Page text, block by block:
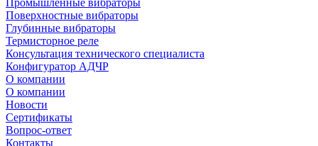
Промышленные вибраторы
Поверхностные вибраторы
Глубинные вибраторы
Термисторное реле
Консультация технического специалиста
Конфигуратор АДЧР
О компании
О компании
Новости
Сертификаты
Вопрос-ответ
Контакты